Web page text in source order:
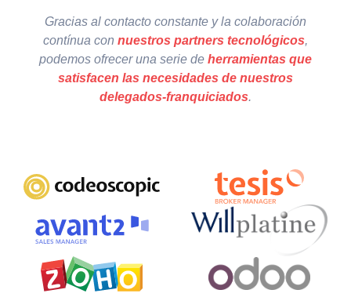
Gracias al contacto constante y la colaboración
contínua con nuestros partners tecnológicos,
podemos ofrecer una serie de herramientas que
satisfacen las necesidades de nuestros
delegados-franquiciados.